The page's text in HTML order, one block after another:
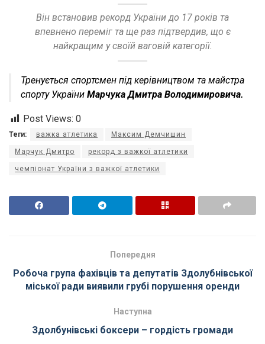
Він встановив рекорд України до 17 років та
впевнено переміг та ще раз підтвердив, що є
найкращим у своїй ваговій категорії.
Тренується спортсмен під керівництвом та майстра
спорту України Марчука Дмитра Володимировича.
Post Views: 0
Теги: важка атлетика Максим Демчишин
Марчук Дмитро рекорд з важкої атлетики
чемпіонат України з важкої атлетики
Попередня
Робоча група фахівців та депутатів Здолубнівської
міської ради виявили грубі порушення оренди
Наступна
Здолбунівські боксери – гордість громади